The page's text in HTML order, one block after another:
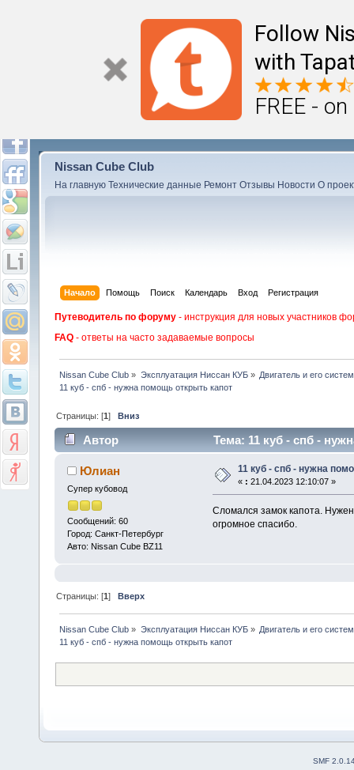
Follow
with
FREE -
Nissan Cube Club
На главную Технические данные Ремонт Отзывы Новости О
Начало Помощь Поиск Календарь Вход Регистрация
Путеводитель по форуму - инструкция для новых участников
FAQ - ответы на часто задаваемые вопросы
Nissan Cube Club » Эксплуатация Ниссан КУБ» Двигатель и его
11 куб - спб - нужна помощь открыть капот
Страницы: [1]Вниз
Автор Тема: 11 куб - спб -
Юлиан
Супер кубовод
Сообщений: 60
Город: Санкт-Петербург
Авто: Nissan Cube BZ11
11 куб - спб - нужна
« : 21.04.2023 12:10:07 »
Сломался замок капота.
огромное спасибо.
Страницы: [1]Вверх
Nissan Cube Club » Эксплуатация Ниссан КУБ» Двигатель и его
11 куб - спб - нужна помощь открыть капот
SMF